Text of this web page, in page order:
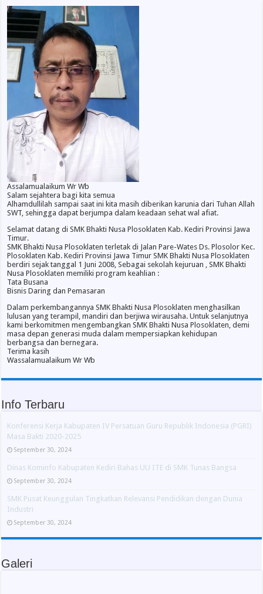
Assalamualaikum Wr Wb
Salam sejahtera bagi kita semua
Alhamdullilah sampai saat ini kita masih diberikan karunia dari Tuhan Allah
SWT, sehingga dapat berjumpa dalam keadaan sehat wal afiat.
Selamat datang di SMK Bhakti Nusa Plosoklaten Kab. Kediri Provinsi Jawa
Timur.
SMK Bhakti Nusa Plosoklaten terletak di Jalan Pare-Wates Ds. Plosolor Kec.
Plosoklaten Kab. Kediri Provinsi Jawa Timur SMK Bhakti Nusa Plosoklaten
berdiri sejak tanggal 1 Juni 2008, Sebagai sekolah kejuruan , SMK Bhakti
Nusa Plosoklaten memiliki program keahlian :
Tata Busana
Bisnis Daring dan Pemasaran
Dalam perkembangannya SMK Bhakti Nusa Plosoklaten menghasilkan
lulusan yang terampil, mandiri dan berjiwa wirausaha. Untuk selanjutnya
kami berkomitmen mengembangkan SMK Bhakti Nusa Plosoklaten, demi
masa depan generasi muda dalam mempersiapkan kehidupan
berbangsa dan bernegara.
Terima kasih
Wassalamualaikum Wr Wb
Info Terbaru
Konferensi Kerja Kabupaten IV Persatuan Guru Republik Indonesia (PGRI)
Masa Bakti 2020-2025
September 30, 2024
Dinas Kominfo Kabupaten Kediri Bahas UU ITE di SMK Tunas Bangsa
September 30, 2024
SMK Pusat Keunggulan Tingkatkan Relevansi Pendidikan dengan Dunia
Industri
September 30, 2024
Galeri